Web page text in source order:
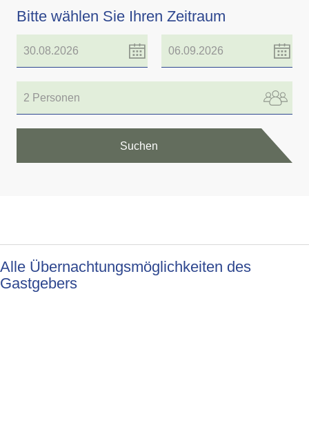
Bitte wählen Sie Ihren Zeitraum
2 Personen
Suchen
Alle Übernachtungsmöglichkeiten des
Gastgebers